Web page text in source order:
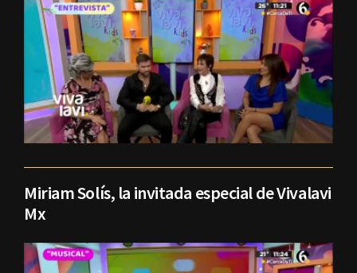
Miriam Solís, la invitada especial de Vivalavi
Mx